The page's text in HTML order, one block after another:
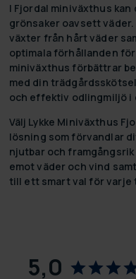
I Fjordal miniväxthus
grönsaker oavsett
växter från hårt väder
optimala förhållanden
miniväxthus förbättrar
med din
och effektiv odlingmiljö i
Välj Lykke Miniväxthus
lösning som förvandlar
njutbar och
emot väder och vind
till ett smart val för
5,0